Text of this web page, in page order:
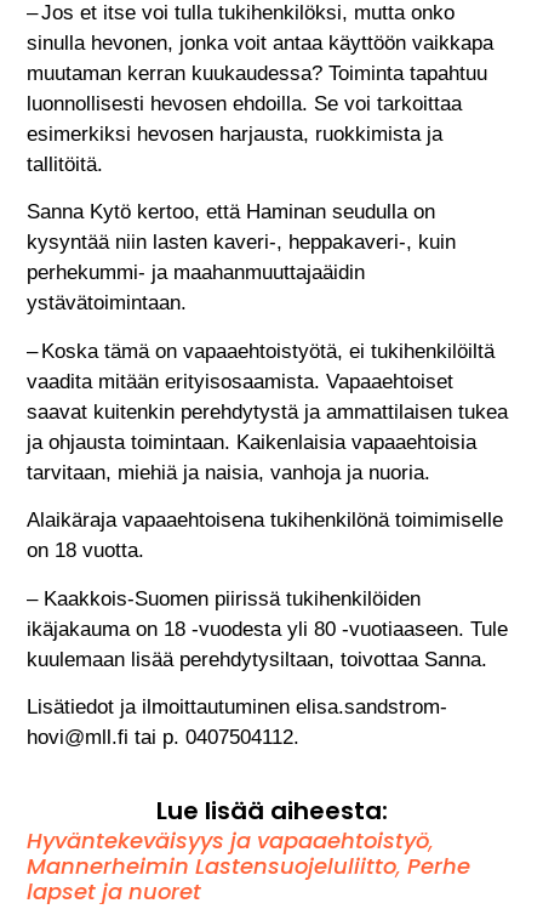
– Jos et itse voi tulla tukihenkilöksi, mutta onko
sinulla hevonen, jonka voit antaa käyttöön vaikkapa
muutaman kerran kuukaudessa? Toiminta tapahtuu
luonnollisesti hevosen ehdoilla. Se voi tarkoittaa
esimerkiksi hevosen harjausta, ruokkimista ja
tallitöitä.
Sanna Kytö kertoo, että Haminan seudulla on
kysyntää niin lasten kaveri-, heppakaveri-, kuin
perhekummi- ja maahanmuuttajaäidin
ystävätoimintaan.
– Koska tämä on vapaaehtoistyötä, ei tukihenkilöiltä
vaadita mitään erityisosaamista. Vapaaehtoiset
saavat kuitenkin perehdytystä ja ammattilaisen tukea
ja ohjausta toimintaan. Kaikenlaisia vapaaehtoisia
tarvitaan, miehiä ja naisia, vanhoja ja nuoria.
Alaikäraja vapaaehtoisena tukihenkilönä toimimiselle
on 18 vuotta.
– Kaakkois-Suomen piirissä tukihenkilöiden
ikäjakauma on 18 -vuodesta yli 80 -vuotiaaseen. Tule
kuulemaan lisää perehdytysiltaan, toivottaa Sanna.
Lisätiedot ja ilmoittautuminen elisa.sandstrom-
hovi@mll.fi tai p. 0407504112.
Lue lisää aiheesta:
Hyväntekeväisyys ja vapaaehtoistyö,
Mannerheimin Lastensuojeluliitto,Perhe
lapset ja nuoret